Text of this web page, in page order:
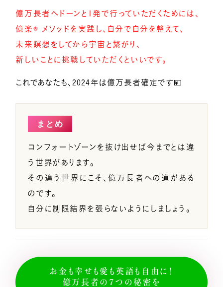
億万長者へドーンと1発で行っていただくためには、
億楽® メソッドを実践し、 自分で自分を整えて、
未来瞑想をしてから宇宙と繋がり、
新しいことに挑戦していただくといいです。
これであなたも、2024年は億万長者確定です💴
まとめ
コンフォートゾーンを抜け出せば今までとは違
う世界があります。
その違う世界にこそ、億万長者への道がある
のです。
自分に制限結界を張らないようにしましょう。
お金も幸せも愛も英語も自由に！
億万長者の７つの秘密を